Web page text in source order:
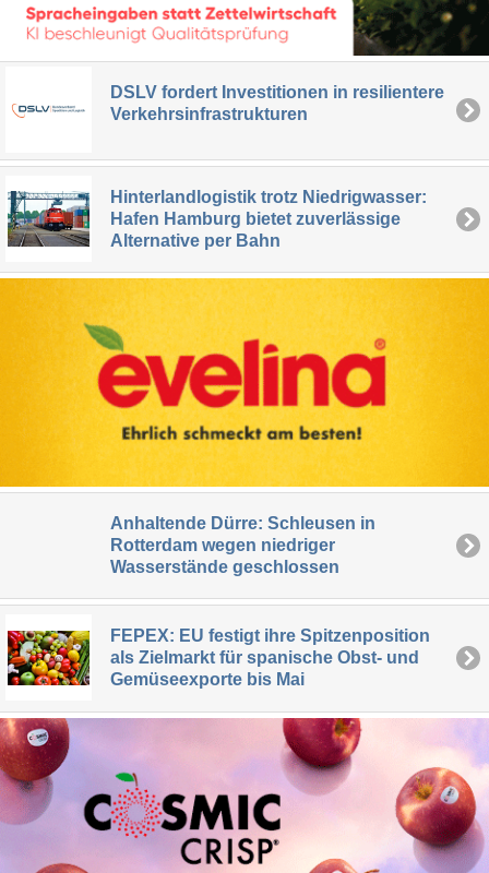
DSLV fordert Investitionen in resilientere
Verkehrsinfrastrukturen
Hinterlandlogistik trotz Niedrigwasser:
Hafen Hamburg bietet zuverlässige
Alternative per Bahn
Anhaltende Dürre: Schleusen in
Rotterdam wegen niedriger
Wasserstände geschlossen
FEPEX: EU festigt ihre Spitzenposition
als Zielmarkt für spanische Obst- und
Gemüseexporte bis Mai